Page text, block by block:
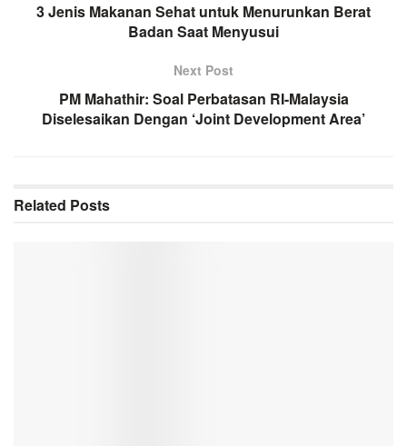
3 Jenis Makanan Sehat untuk Menurunkan Berat
Badan Saat Menyusui
Next Post
PM Mahathir: Soal Perbatasan RI-Malaysia
Diselesaikan Dengan ‘Joint Development Area’
Related Posts